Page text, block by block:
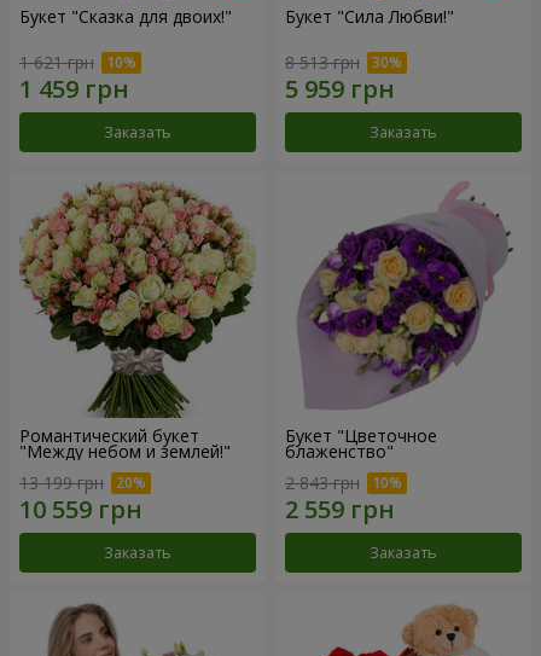
Букет "Сказка для двоих!"
1 621 грн
Заказать
Букет "Сила Любви!"
8 513 грн
Заказать
Романтический букет
"Между небом и землей!"
13 199 грн
Заказать
Букет "Цветочное
блаженство"
2 843 грн
Заказать